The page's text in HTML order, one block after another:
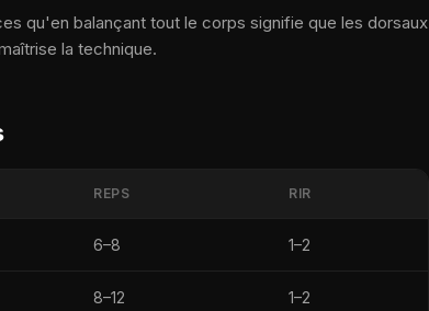
qu'en balançant tout le corps signifie que les dorsaux
la technique.
REPS RIR
6–8 1–2
8–12 1–2